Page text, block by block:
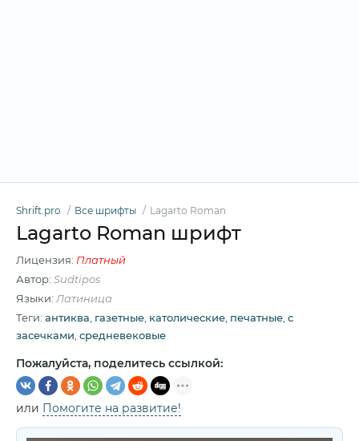
Shrift.pro Все шрифты Lagarto Roman
Lagarto Roman шрифт
Лицензия: Платный
Автор: Sudtipos
Языки: Латиница
Теги: антиква газетные католические печатные с
засечками средневековые
Пожалуйста, поделитесь ссылкой:
или Помогите на развитие!